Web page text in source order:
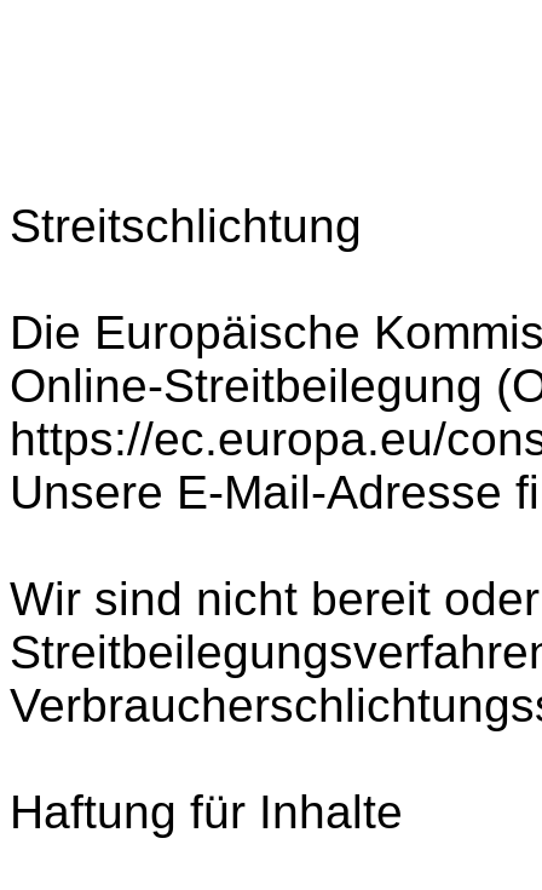
Streitschlichtung
Die Europäische
Online-Streitbeilegung
https://ec.europa.eu/
Unsere E-Mail-Adresse
Wir sind nicht bereit
Haftung für Inhalte